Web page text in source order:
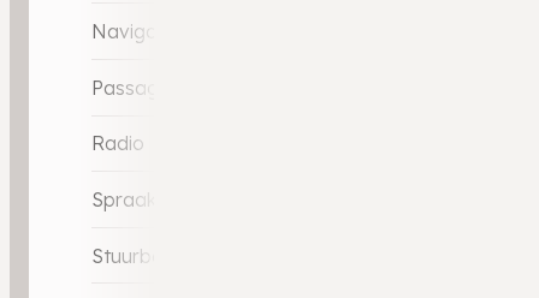
Navigatie full map
Passagiersstoel in hoogte verstelbaar
Radio
Spraakbediening
Stuurbekrachtiging snelheidsafhankelijk